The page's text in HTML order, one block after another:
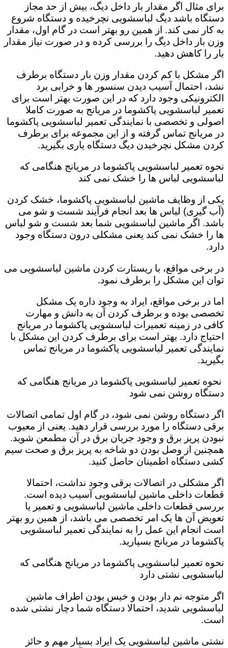
برای مثال اگر مقدار بار داخل دیگ، بیش از حد مجاز
دستگاه باشد دیگ لباسشویی نچرخیده و دستگاه شروع
به کار نمی کند. از همین رو بهتر است در گام اول، مقدار
وزن بار داخل دیگ را بررسی کرده و در صورت نیاز مقدار
بار را کاهش دهید‌.
اگر مشکل با کم کردن مقدار وزن بار دستگاه برطرف
نشد، احتمال آسیب دیدن سنسور ها و خرابی برد
الکترونیکی وجود دارد که در این صورت بهتر است برای
تعمیر لباسشویی پاکشوما در مریانج به صورت کاملا
اصولی و تخصصی با نمایندگی تعمیر لباسشویی پاکشوما
در مریانج تماس گرفته و از این مجموعه برای برطرف
کردن مشکل نچرخیدن دیگ دستگاه یاری بگیرید.
نحوه تعمیر لباسشویی پاکشوما در مریانج هنگامی که
لباسشویی لباس ها را خشک نمی کند
یکی از وظایف ماشین لباسشویی پاکشوما، خشک کردن
(آب گیری) لباس ها بعد انجام فرآیند شست و شو می
باشد. اگر ماشین لباسشویی شما بعد شست و شو لباس
ها را خشک نمی کند یعنی مشکلی درون دستگاه وجود
دارد.
در برخی مواقع، با ریستارت کردن ماشین لباسشویی می
توان این مشکل را برطرف نمود.
اما در برخی مواقع، ایراد به وجود داره یک مشکل
تخصصی بوده و برطرف کردن آن به دانش و مهارت
کافی در زمینه تعمیرات لباسشویی پاکشوما در مریانج
احتیاج دارد. بهتر است برای برطرف کردن این مشکل با
نمایندگی تعمیر لباسشویی پاکشوما در مریانج تماس
بگیرید.
نحوه تعمیر لباسشویی پاکشوما در مریانج هنگامی که
دستگاه روشن نمی شود
اگر دستگاه روشن نمی شود، در گام اول تمامی اتصالات
برقی دستگاه را مورد بررسی قرار دهید. یعنی از معیوب
نبودن پریز برق و وجود جریان برق در آن مطمعن شوید.
همچنین از وصل بودن دو شاخه به پریز برق و صحت سیم
کشی دستگاه اطمینان حاصل کنید.
اگر مشکلی در اتصالات برقی وجود نداشت، احتمالا
قطعات داخلی ماشین لباسشویی آسیب دیده است‌.
بررسی قطعات داخلی ماشین لباسشویی و تعمیر یا
تعویض آن ها یک امر تخصصی می باشد، از همین رو بهتر
است انجام این عمل را به نمایندگی تعمیر لباسشویی
پاکشوما در مریانج بسپارید.
نحوه تعمیر لباسشویی پاکشوما در مریانج هنگامی که
لباسشویی نشتی دارد
اگر متوجه نم دار بودن و خیس بودن اطراف ماشین
لباسشویی شدید، احتمالا دستگاه شما دچار نشتی شده
است‌.
نشتی ماشین لباسشویی یک ایراد بسیار مهم و حائز